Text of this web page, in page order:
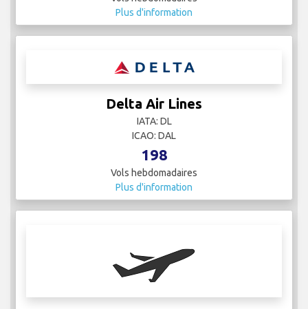
Plus d'information
Delta Air Lines
IATA: DL
ICAO: DAL
198
Vols hebdomadaires
Plus d'information